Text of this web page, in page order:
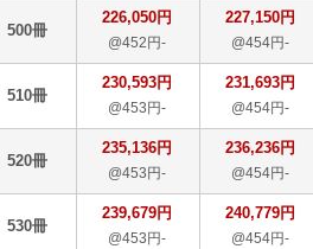
500冊
226,050円
@452円-
227,150円
@454円-
510冊
230,593円
@453円-
231,693円
@454円-
520冊
235,136円
@453円-
236,236円
@454円-
530冊
239,679円
@453円-
240,779円
@454円-